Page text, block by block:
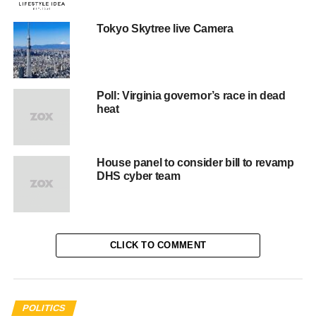
Nulla pariatur. Excepteur sint occaecat cupidatat non
proident, sunt in culpa qui officia deserunt mollit anim id
est laborum.
Sed ut perspiciatis unde omnis iste natus error sit
rem aperiam, eaque ipsa quae ab illo inventore veritatis et
quasi architecto beatae vitae dicta sunt explicabo.
sit amet, consectetur, adipisci velit, sed quia non
numquam eius
modi tempora incidunt ut labore
suscipit laboriosam, nisi ut aliquid ex ea commodi
At vero eos et accusamus et iusto odio dignissimos
ducimus qui blanditiis praesentium voluptatum deleniti
Tokyo Skytree live Camera
Poll: Virginia governor’s race in dead
heat
House panel to consider bill to revamp
DHS cyber team
CLICK TO COMMENT
POLITICS